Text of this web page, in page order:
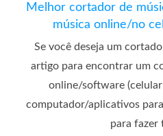
Melhor cortador de
música online/no
Se você deseja um
artigo para encontrar um
online/software
computador/aplicativos
para fazer